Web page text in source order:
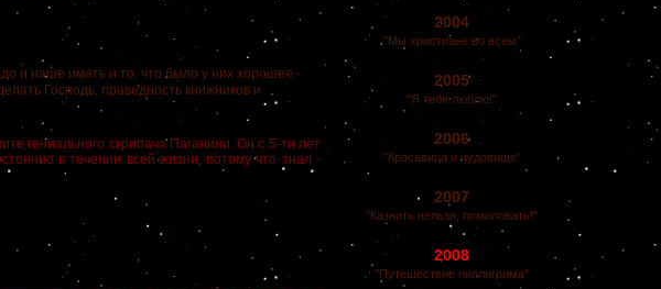
и наше иметь и то, что было у них хорошее -
Господь, праведность книжников и
гениального скрипача Паганини. Он с 5-ти лет
в течении всей жизни, потому что знал -
2004
"Мы христиане во всем"
2005
"Я тебя люблю!"
2006
"Красавица и чудовище"
2007
"Казнить нельзя, помиловать!"
2008
"Путешествие пиллигрима"